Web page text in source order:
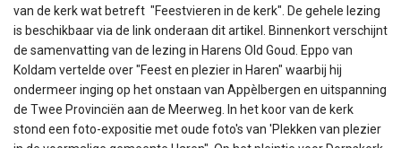
van de kerk wat betreft "Feestvieren in de kerk". De gehele lezing
is beschikbaar via de link onderaan dit artikel. Binnenkort verschijnt
de samenvatting van de lezing in Harens Old Goud. Eppo van
Koldam vertelde over "Feest en plezier in Haren" waarbij hij
ondermeer inging op het onstaan van Appèlbergen en uitspanning
de Twee Provinciën aan de Meerweg. In het koor van de kerk
stond een foto-expositie met oude foto's van 'Plekken van plezier